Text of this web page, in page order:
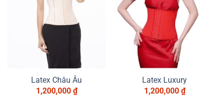
Latex Châu Âu
1,200,000 ₫
Latex Luxury
1,200,000 ₫